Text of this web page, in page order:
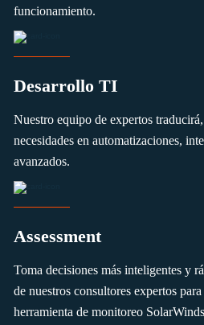
funcionamiento.
Desarrollo TI
Nuestro equipo de expertos
necesidades en automatizaciones,
avanzados.
Assessment
Toma decisiones más inteligentes y
de nuestros consultores expertos
herramienta de monitoreo